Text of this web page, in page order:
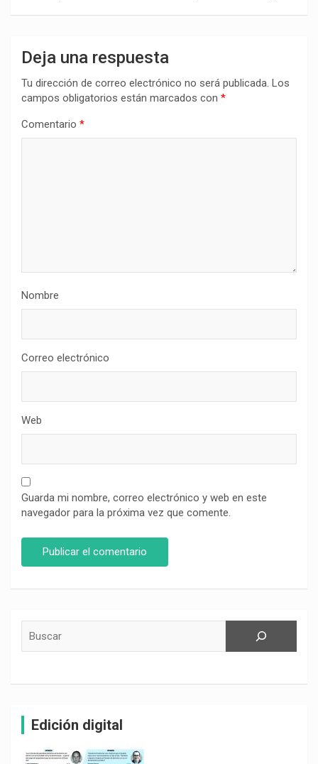
Deja una respuesta
Tu dirección de correo electrónico no será publicada. Los
campos obligatorios están marcados con *
Comentario *
Nombre
Correo electrónico
Web
Guarda mi nombre, correo electrónico y web en este
navegador para la próxima vez que comente.
Edición digital